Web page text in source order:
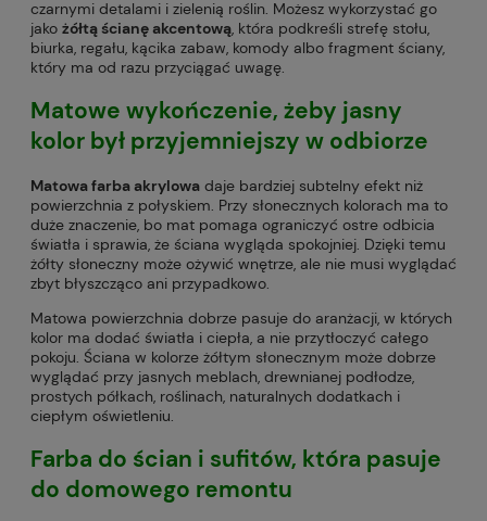
czarnymi detalami i zielenią roślin. Możesz wykorzystać go
jako żółtą ścianę akcentową, która podkreśli strefę stołu,
biurka, regału, kącika zabaw, komody albo fragment ściany,
który ma od razu przyciągać uwagę.
Matowe wykończenie, żeby jasny
kolor był przyjemniejszy w odbiorze
Matowa farba akrylowa daje bardziej subtelny efekt niż
powierzchnia z połyskiem. Przy słonecznych kolorach ma to
duże znaczenie, bo mat pomaga ograniczyć ostre odbicia
światła i sprawia, że ściana wygląda spokojniej. Dzięki temu
żółty słoneczny może ożywić wnętrze, ale nie musi wyglądać
zbyt błyszcząco ani przypadkowo.
Matowa powierzchnia dobrze pasuje do aranżacji, w których
kolor ma dodać światła i ciepła, a nie przytłoczyć całego
pokoju. Ściana w kolorze żółtym słonecznym może dobrze
wyglądać przy jasnych meblach, drewnianej podłodze,
prostych półkach, roślinach, naturalnych dodatkach i
ciepłym oświetleniu.
Farba do ścian i sufitów, która pasuje
do domowego remontu